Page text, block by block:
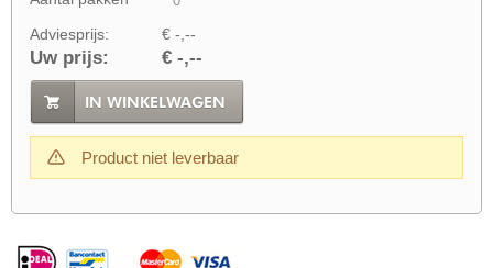
Adviesprijs: € -,--
Uw prijs: € -,--
IN WINKELWAGEN
Product niet leverbaar